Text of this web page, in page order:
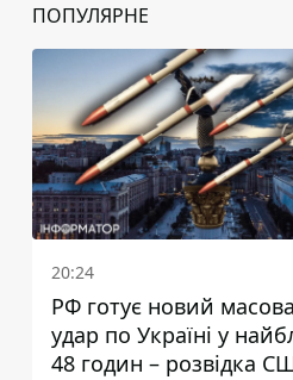
ПОПУЛЯРНЕ
20:24
РФ готує новий
удар по Україні у
48 годин – розвідка